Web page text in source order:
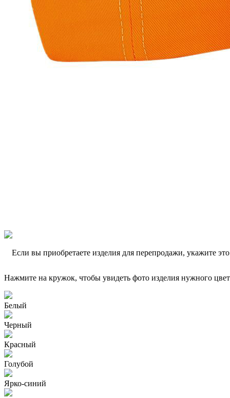
Если вы приобретаете изделия для перепродажи, укажите
Нажмите на кружок, чтобы увидеть фото изделия нужного
Белый
Черный
Красный
Голубой
Ярко-синий